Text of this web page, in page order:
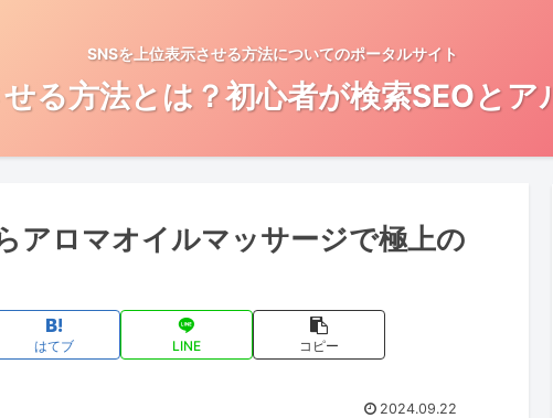
SNSを上位表示させる方法についてのポータルサイト
る方法とは？初心者が検索SEOと
アロマオイルマッサージで極上の
はてブ LINE コピー
2024.09.22